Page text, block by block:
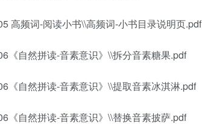
高频词-阅读小书\\高频词-小书目录说明页.pdf
《自然拼读-音素意识》\\拆分音素糖果.pdf
《自然拼读-音素意识》\\提取音素冰淇淋.pdf
《自然拼读-音素意识》\\替换音素披萨.pdf